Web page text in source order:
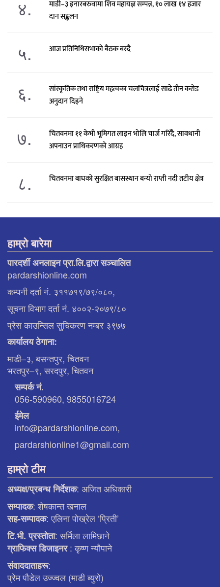
४.
माडी–३ इनारबरुवामा शिव महायज्ञ सम्पन्न, १० लाख १४ हजार
दान सङ्कलन
५. आज प्रतिनिधिसभाको बैठक बस्दै
६.
सांस्कृतिक तथा राष्ट्रिय महत्वका चलचित्रलाई साढे तीन करोड
अनुदान दिइने
७.
चितवनमा ११ केभी भूमिगत लाइन भोलि चार्ज गरिँदै, सावधानी
अपनाउन प्राधिकरणको आग्रह
८. चितवनमा बाघको सुरक्षित बासस्थान बन्यो राप्ती नदी तटीय क्षेत्र
हाम्रो बारेमा
पारदर्शी अनलाइन प्रा.लि.द्वारा सञ्चालित
pardarshionline.com
कम्पनी दर्ता नं. ३११७१९/७९/०८०,
सूचना विभाग दर्ता नं. ४००२-२०७९/८०
प्रेस काउन्सिल सुचिकरण नम्बर ३९७७
कार्यालय ठेगाना:
माडी–३, बसन्तपुर, चितवन
भरतपुर–९, सरदपुर, चितवन
सम्पर्क नं.
056-590960, 9855016724
ईमेल
info@pardarshionline.com,
pardarshionline1@gmail.com
हाम्रो टीम
अध्यक्ष/प्रबन्ध निर्देशक: अजित अधिकारी
सम्पादक: शेषकान्त खनाल
सह-सम्पादक: एलिना पाेख्रेल ‘प्रिती’
टि.भी. प्रस्ताेता: सर्मिला लामिछाने
ग्राफिक्स डिजाइनर: कृष्ण न्याैपाने
संवाददाताहरू:
प्रेम पौडेल उज्ज्वल (माडी ब्युरो)